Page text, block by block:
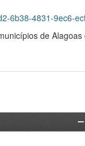
4831-9ec6-
de Alagoas